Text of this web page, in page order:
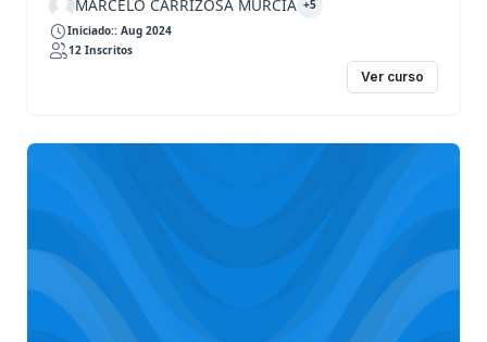
MARCELO CARRIZOSA MURCIA +5
Iniciado:: Aug 2024
12 Inscritos
Ver curso